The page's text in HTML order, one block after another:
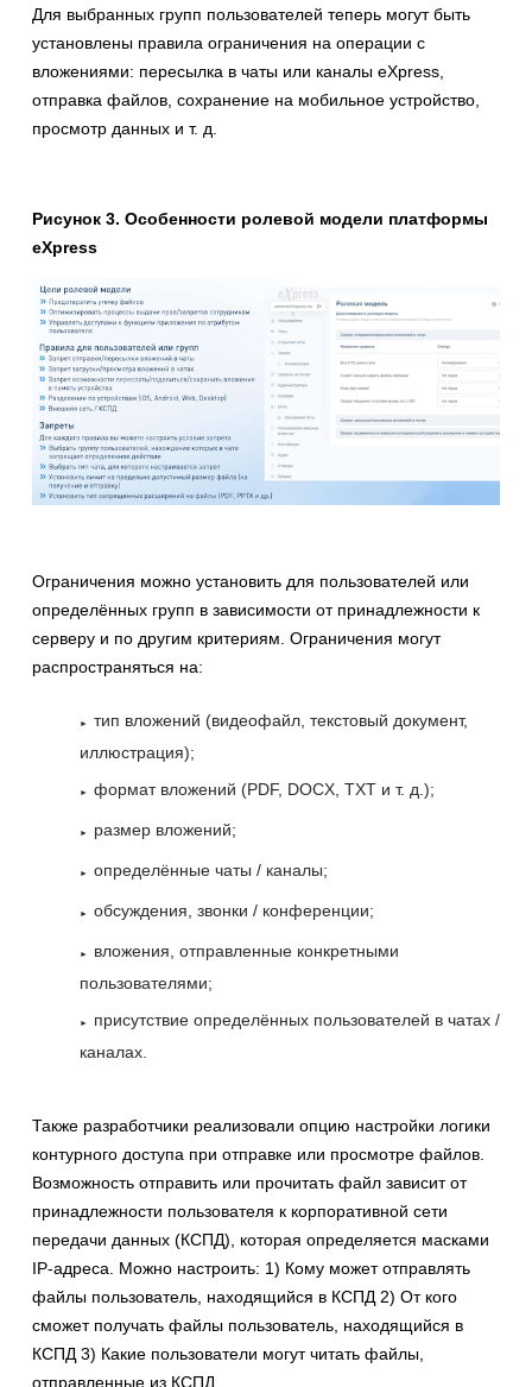
Для выбранных групп пользователей теперь могут быть
установлены правила ограничения на операции с
вложениями: пересылка в чаты или каналы eXpress,
отправка файлов, сохранение на мобильное устройство,
просмотр данных и т. д.
Рисунок 3. Особенности ролевой модели платформы
eXpress
Ограничения можно установить для пользователей или
определённых групп в зависимости от принадлежности к
серверу и по другим критериям. Ограничения могут
распространяться на:
тип вложений (видеофайл, текстовый документ,
иллюстрация);
формат вложений (PDF, DOCX, TXT и т. д.);
размер вложений;
определённые чаты / каналы;
обсуждения, звонки / конференции;
вложения, отправленные конкретными
пользователями;
присутствие определённых пользователей в чатах /
каналах.
Также разработчики реализовали опцию настройки логики
контурного доступа при отправке или просмотре файлов.
Возможность отправить или прочитать файл зависит от
принадлежности пользователя к корпоративной сети
передачи данных (КСПД), которая определяется масками
IP-адреса. Можно настроить: 1) Кому может отправлять
файлы пользователь, находящийся в КСПД 2) От кого
сможет получать файлы пользователь, находящийся в
КСПД 3) Какие пользователи могут читать файлы,
отправленные из КСПД.